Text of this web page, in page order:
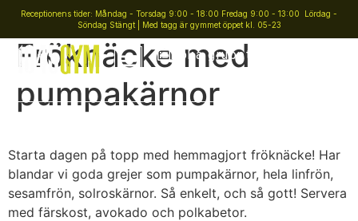
Receptionens tider: Måndag - Torsdag 9:00 - 18:00 Fredag 9:00 - 13:00 Lördag -
Söndag Stängt | Med tagg är gymmet öppet kl. 05-23
Boka gruppträning
Fröknäcke med
pumpakärnor
Starta dagen på topp med hemmagjort fröknäcke! Har
blandar vi goda grejer som pumpakärnor, hela linfrön,
sesamfrön, solroskärnor. Så enkelt, och så gott! Servera
med färskost, avokado och polkabetor.